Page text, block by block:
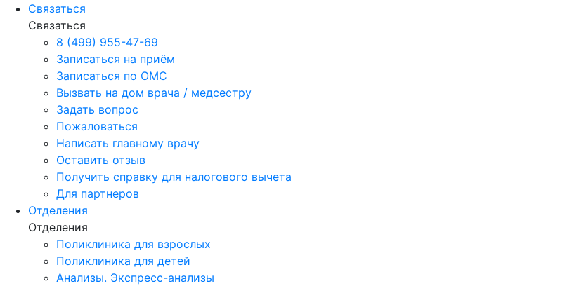
Связаться
Связаться
8 (499) 955-47-69
Записаться на приём
Записаться по ОМС
Вызвать на дом врача / медсестру
Задать вопрос
Пожаловаться
Написать главному врачу
Оставить отзыв
Получить справку для налогового вычета
Для партнеров
Отделения
Отделения
Поликлиника для взрослых
Поликлиника для детей
Анализы. Экспресс-анализы